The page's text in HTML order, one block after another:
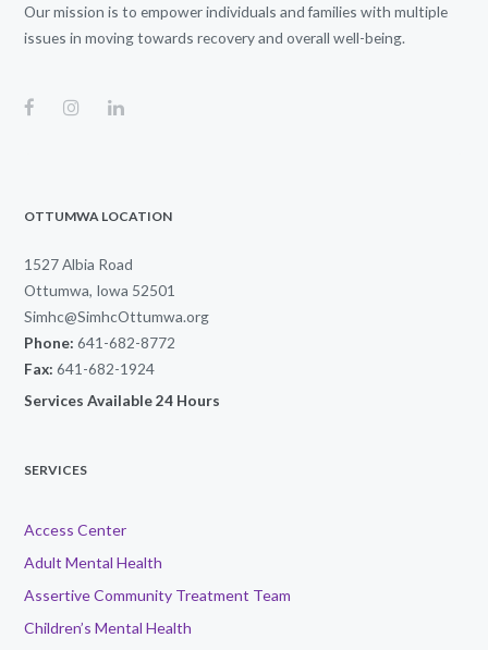
Our mission is to empower individuals and families with multiple
issues in moving towards recovery and overall well-being.
OTTUMWA LOCATION
1527 Albia Road
Ottumwa, Iowa 52501
Simhc@SimhcOttumwa.org
Phone: 641-682-8772
Fax: 641-682-1924
Services Available 24 Hours
SERVICES
Access Center
Adult Mental Health
Assertive Community Treatment Team
Children’s Mental Health